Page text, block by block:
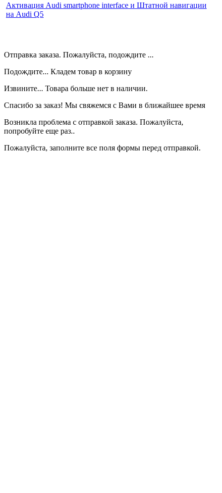
Активация Audi smartphone interface и Штатной навигации
на Audi Q5
Отправка заказа. Пожалуйста, подождите ...
Подождите... Кладем товар в корзину
Извините... Товара больше нет в наличии.
Спасибо за заказ! Мы свяжемся с Вами в ближайшее время
Возникла проблема с отправкой заказа. Пожалуйста,
попробуйте еще раз..
Пожалуйста, заполните все поля формы перед отправкой.